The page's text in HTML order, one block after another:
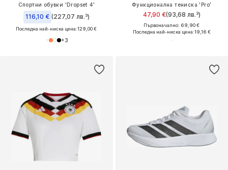
Спортни обувки 'Dropset 4'
116,10 € (227,07 лв.³)
Последна най-ниска цена:129,00 €
+3
Функционална тениска 'Pro'
47,90 €(93,68 лв.³)
Първоначално: 69,90 €
Последна най-ниска цена:19,16 €